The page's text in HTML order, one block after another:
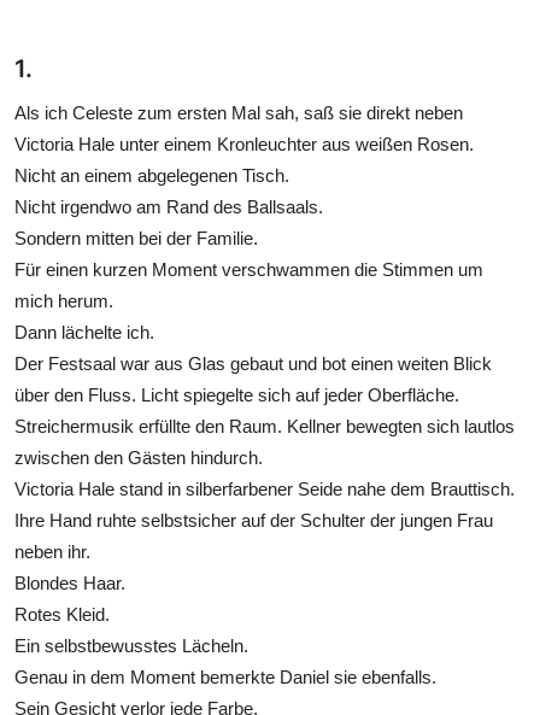
1.
Als ich Celeste zum ersten Mal sah, saß sie direkt neben
Victoria Hale unter einem Kronleuchter aus weißen Rosen.
Nicht an einem abgelegenen Tisch.
Nicht irgendwo am Rand des Ballsaals.
Sondern mitten bei der Familie.
Für einen kurzen Moment verschwammen die Stimmen um
mich herum.
Dann lächelte ich.
Der Festsaal war aus Glas gebaut und bot einen weiten Blick
über den Fluss. Licht spiegelte sich auf jeder Oberfläche.
Streichermusik erfüllte den Raum. Kellner bewegten sich lautlos
zwischen den Gästen hindurch.
Victoria Hale stand in silberfarbener Seide nahe dem Brauttisch.
Ihre Hand ruhte selbstsicher auf der Schulter der jungen Frau
neben ihr.
Blondes Haar.
Rotes Kleid.
Ein selbstbewusstes Lächeln.
Genau in dem Moment bemerkte Daniel sie ebenfalls.
Sein Gesicht verlor jede Farbe.